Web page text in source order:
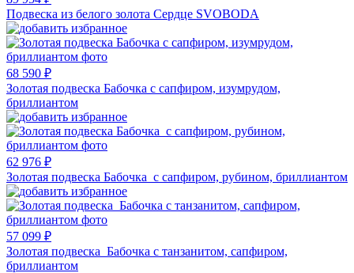
Подвеска из белого золота Сердце SVOBODA
68 590 ₽
Золотая подвеска Бабочка с сапфиром, изумрудом,
бриллиантом
62 976 ₽
Золотая подвеска Бабочка с сапфиром, рубином, бриллиантом
57 099 ₽
Золотая подвеска Бабочка с танзанитом, сапфиром,
бриллиантом